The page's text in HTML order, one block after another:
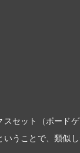
セット（ボード
うことで、類似